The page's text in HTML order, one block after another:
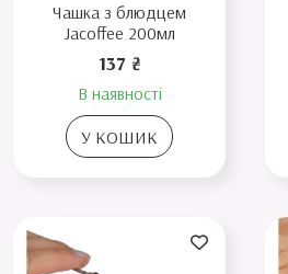
Чашка з блюдцем
Jacoffee 200мл
137 ₴
В наявності
У КОШИК